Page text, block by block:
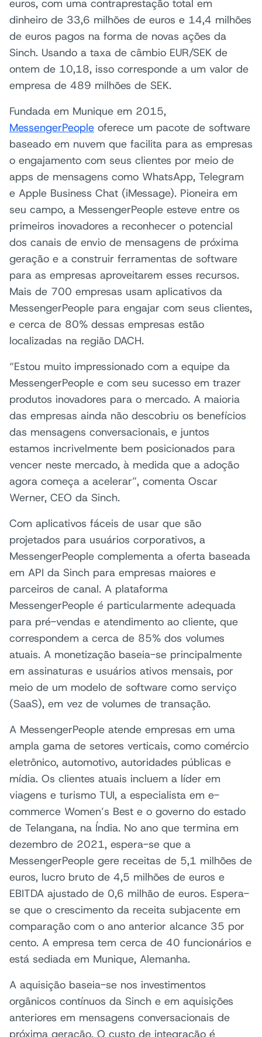
euros, com uma contraprestação total em
dinheiro de 33,6 milhões de euros e 14,4 milhões
de euros pagos na forma de novas ações da
Sinch. Usando a taxa de câmbio EUR/SEK de
ontem de 10,18, isso corresponde a um valor de
empresa de 489 milhões de SEK.
Fundada em Munique em 2015,
MessengerPeople oferece um pacote de software
baseado em nuvem que facilita para as empresas
o engajamento com seus clientes por meio de
apps de mensagens como WhatsApp, Telegram
e Apple Business Chat (iMessage). Pioneira em
seu campo, a MessengerPeople esteve entre os
primeiros inovadores a reconhecer o potencial
dos canais de envio de mensagens de próxima
geração e a construir ferramentas de software
para as empresas aproveitarem esses recursos.
Mais de 700 empresas usam aplicativos da
MessengerPeople para engajar com seus clientes,
e cerca de 80% dessas empresas estão
localizadas na região DACH.
“Estou muito impressionado com a equipe da
MessengerPeople e com seu sucesso em trazer
produtos inovadores para o mercado. A maioria
das empresas ainda não descobriu os benefícios
das mensagens conversacionais, e juntos
estamos incrivelmente bem posicionados para
vencer neste mercado, à medida que a adoção
agora começa a acelerar”, comenta Oscar
Werner, CEO da Sinch.
Com aplicativos fáceis de usar que são
projetados para usuários corporativos, a
MessengerPeople complementa a oferta baseada
em API da Sinch para empresas maiores e
parceiros de canal. A plataforma
MessengerPeople é particularmente adequada
para pré-vendas e atendimento ao cliente, que
correspondem a cerca de 85% dos volumes
atuais. A monetização baseia-se principalmente
em assinaturas e usuários ativos mensais, por
meio de um modelo de software como serviço
(SaaS), em vez de volumes de transação.
A MessengerPeople atende empresas em uma
ampla gama de setores verticais, como comércio
eletrônico, automotivo, autoridades públicas e
mídia. Os clientes atuais incluem a líder em
viagens e turismo TUI, a especialista em e-
commerce Women’s Best e o governo do estado
de Telangana, na Índia. No ano que termina em
dezembro de 2021, espera-se que a
MessengerPeople gere receitas de 5,1 milhões de
euros, lucro bruto de 4,5 milhões de euros e
EBITDA ajustado de 0,6 milhão de euros. Espera-
se que o crescimento da receita subjacente em
comparação com o ano anterior alcance 35 por
cento. A empresa tem cerca de 40 funcionários e
está sediada em Munique, Alemanha.
A aquisição baseia-se nos investimentos
orgânicos contínuos da Sinch e em aquisições
anteriores em mensagens conversacionais de
próxima geração. O custo de integração é